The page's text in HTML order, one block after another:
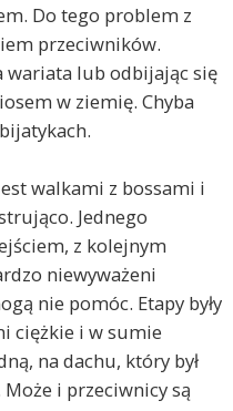
Do tego problem z
przeciwników.
wariata lub odbijając się
w ziemię. Chyba
walkami z bossami i
Jednego
z kolejnym
niewyważeni
nie pomóc. Etapy były
ciężkie i w sumie
na dachu, który był
i przeciwnicy są